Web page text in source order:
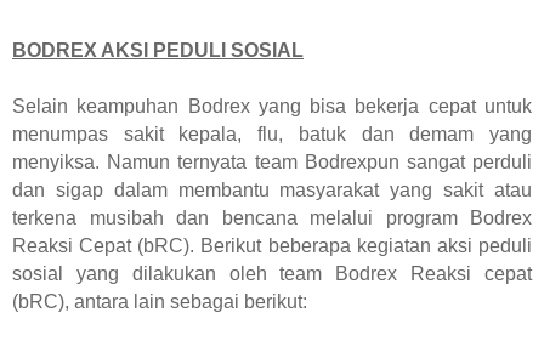
BODREX AKSI PEDULI SOSIAL
Selain keampuhan Bodrex yang bisa bekerja cepat untuk
menumpas sakit kepala, flu, batuk dan demam yang
menyiksa. Namun ternyata team Bodrexpun sangat perduli
dan sigap dalam membantu masyarakat yang sakit atau
terkena musibah dan bencana melalui program Bodrex
Reaksi Cepat (bRC). Berikut beberapa kegiatan aksi peduli
sosial yang dilakukan oleh team Bodrex Reaksi cepat
(bRC), antara lain sebagai berikut: